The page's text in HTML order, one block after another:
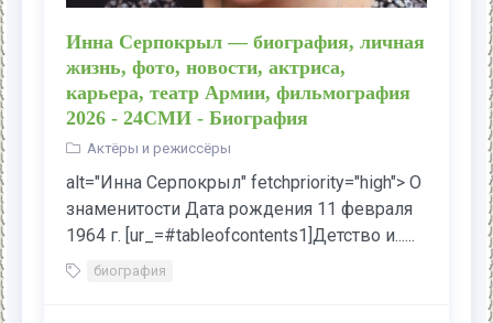
Инна Серпокрыл — биография, личная
жизнь, фото, новости, актриса,
карьера, театр Армии, фильмография
2026 - 24СМИ - Биография
Актёры и режиссёры
alt="Инна Серпокрыл" fetchpriority="high"> О
знаменитости Дата рождения 11 февраля
1964 г. [ur_=#tableofcontents1]Детство и......
биография